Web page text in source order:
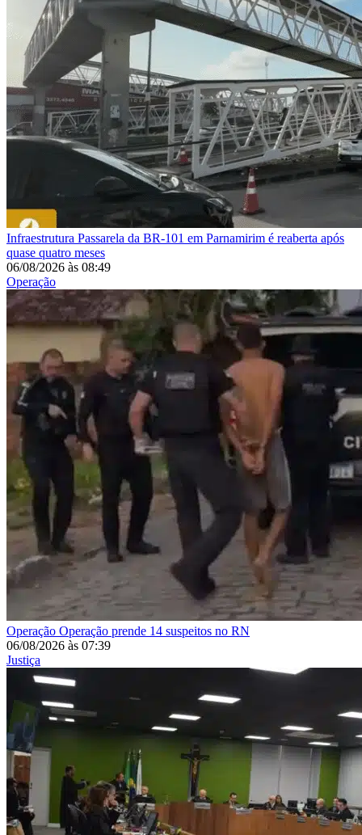
Infraestrutura Passarela da BR-101 em Parnamirim é reaberta após
quase quatro meses
06/08/2026 às 08:49
Operação
Operação Operação prende 14 suspeitos no RN
06/08/2026 às 07:39
Justiça